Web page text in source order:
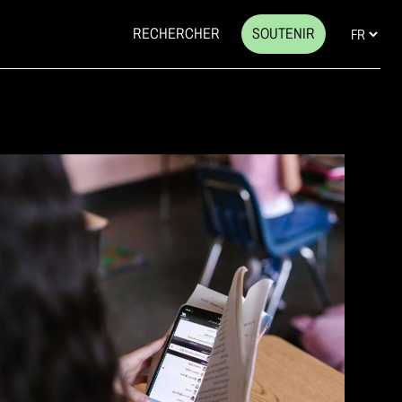
RECHERCHER SOUTENIR